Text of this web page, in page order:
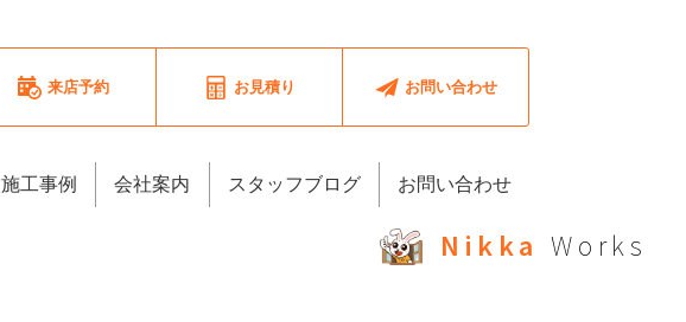
来店予約 お見積り お問い合わせ
施工事例 会社案内 スタッフブログ お問い合わせ
Nikka Works